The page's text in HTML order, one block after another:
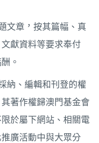
文章，按其篇幅、真
獻資料等要求奉付
。
納、編輯和刊登的權
著作權歸澳門基金會
於屬下網站、相關電
廣活動中與大眾分